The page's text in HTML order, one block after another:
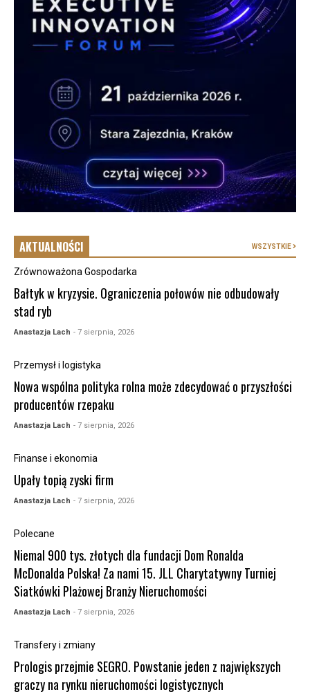
AKTUALNOŚCI WSZYSTKIE
Zrównoważona Gospodarka
Bałtyk w kryzysie. Ograniczenia połowów nie odbudowały
stad ryb
Anastazja Lach - 7 sierpnia, 2026
Przemysł i logistyka
Nowa wspólna polityka rolna może zdecydować o przyszłości
producentów rzepaku
Anastazja Lach - 7 sierpnia, 2026
Finanse i ekonomia
Upały topią zyski firm
Anastazja Lach - 7 sierpnia, 2026
Polecane
Niemal 900 tys. złotych dla fundacji Dom Ronalda
McDonalda Polska! Za nami 15. JLL Charytatywny Turniej
Siatkówki Plażowej Branży Nieruchomości
Anastazja Lach - 7 sierpnia, 2026
Transfery i zmiany
Prologis przejmie SEGRO. Powstanie jeden z największych
graczy na rynku nieruchomości logistycznych